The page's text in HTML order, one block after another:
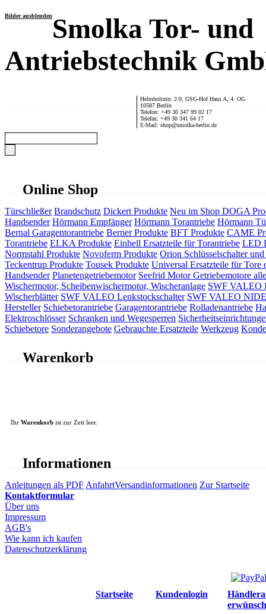
Bilder ausblendenSmolka Tor- und
Antriebstechnik
Helmholtzstr. 2-9, GSG-Hof Haus A, 4. OG
10587 Berlin
Telefon: +49 30 347 99 02 17
Telefax: +49 30 341 64 17
E-Mail: shop@smolka-berlin.de
Online Shop
Türschließer Brandschutz Dickert Produkte Neu im Shop DOGA
Handsender Hörmann Empfänger Hörmann Torantriebe Hörmann
Bernal Garagentorantriebe Berner Produkte BFT Produkte CAME
Torantriebe ELKA Produkte Einhell Ersatzteile für Torantriebe LED
Normstahl Produkte Novoferm Produkte Orion Schlüsselschalter und
Teckentrup Produkte Tousek Produkte Universal Ersatzteile für Tore
Handsender Planetengetriebemotor Seefrid Motor Getriebemotore
Wischermotor, Scheibenwischermotor, Wischeranlage SWF VALEO
Wischerblätter SWF VALEO Lenkstockschalter SWF VALEO
Hersteller Schiebetorantriebe Garagentorantriebe Rolladenantriebe
Elektroschlösser Schranken und Wegesperren
Schiebetore Sonderangebote Gebrauchte Ersatzteile Werkzeug
Warenkorb
Ihr Warenkorb ist zur Zeit leer.
Informationen
Anleitungen als PDF AnfahrtVersandinformationen Zur Startseite
Kontaktformular
Über uns
Impressum
AGB's
Wie kann ich kaufen
Datenschutzerklärung
Startseite Kundenlogin